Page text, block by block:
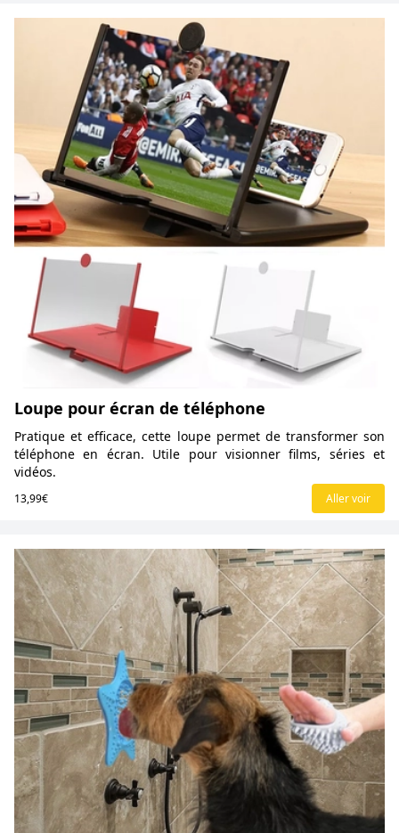
Loupe pour écran de téléphone
Pratique et efficace, cette loupe permet de transformer son
téléphone en écran. Utile pour visionner films, séries et
vidéos.
13,99€ Aller voir